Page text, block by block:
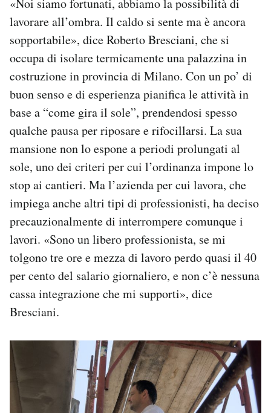
«Noi siamo fortunati, abbiamo la possibilità di
lavorare all’ombra. Il caldo si sente ma è ancora
sopportabile», dice Roberto Bresciani, che si
occupa di isolare termicamente una palazzina in
costruzione in provincia di Milano. Con un po’ di
buon senso e di esperienza pianifica le attività in
base a “come gira il sole”, prendendosi spesso
qualche pausa per riposare e rifocillarsi. La sua
mansione non lo espone a periodi prolungati al
sole, uno dei criteri per cui l’ordinanza impone lo
stop ai cantieri. Ma l’azienda per cui lavora, che
impiega anche altri tipi di professionisti, ha deciso
precauzionalmente di interrompere comunque i
lavori. «Sono un libero professionista, se mi
tolgono tre ore e mezza di lavoro perdo quasi il 40
per cento del salario giornaliero, e non c’è nessuna
cassa integrazione che mi supporti», dice
Bresciani.